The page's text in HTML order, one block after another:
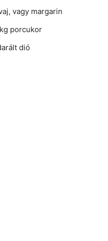
vagy margarin
porcukor
dió